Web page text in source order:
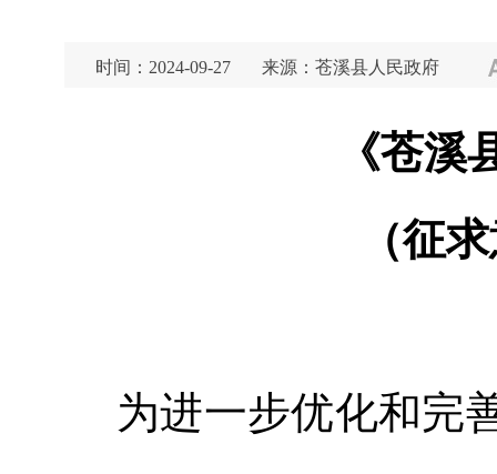
时间：2024-09-27 来源：苍溪县人民政府
《苍
（征
为进一步优化和完